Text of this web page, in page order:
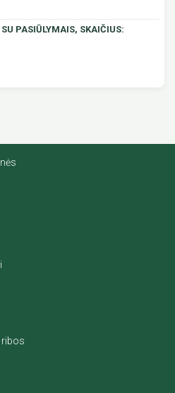
PASIŪLYMAIS, SKAIČIUS:
ribos